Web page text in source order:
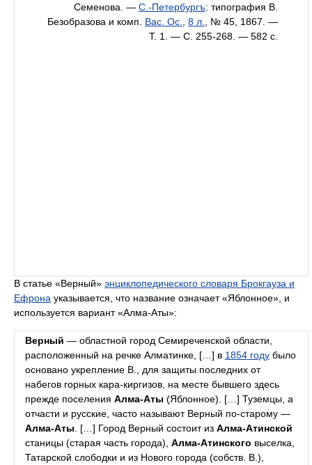
Семенова. — С.-Петербургъ: типография В.
Безобразова и комп. Вас. Ос. 8 л.
, № 45, 1867. —
Т. 1. — С. 255-268. — 582 с.
В статье «Верный» энциклопедического словаря Брокгауза и
Ефрона указывается, что название означает «Яблонное», и
используется вариант «Алма-Аты»:
Верный — областной город Семиреченской области,
расположенный на речке Алматинке, […] в 1854 году было
основано укрепление В., для защиты последних от
набегов горных кара-киргизов, на месте бывшего здесь
прежде поселения Алма-Аты (Яблонное). […] Туземцы, а
отчасти и русские, часто называют Верный по-старому —
Алма-Аты . […] Город Верный состоит из Алма-Атинской
станицы (старая часть города), Алма-Атинского выселка,
Татарской слободки и из Нового города (собств. В.),